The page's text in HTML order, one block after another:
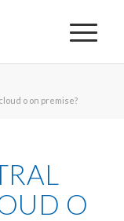
o on premise?
O